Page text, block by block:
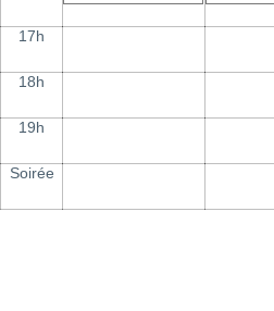
17h
18h
19h
Soirée